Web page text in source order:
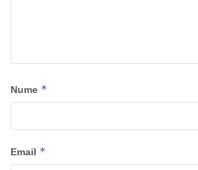
Nume *
Email *